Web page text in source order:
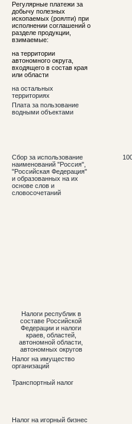
Регулярные платежи за
добычу полезных
ископаемых (роялти) при
исполнении соглашений о
разделе продукции,
взимаемые:
на территории
автономного округа,
входящего в состав края
или области
на остальных
территориях
Плата за пользование
водными объектами
Сбор за использование
наименований "Россия",
"Российская Федерация"
и образованных на их
основе слов и
словосочетаний
Налоги республик в
составе Российской
Федерации и налоги
краев, областей,
автономной области,
автономных округов
Налог на имущество
организаций
Транспортный налог
Налог на игорный бизнес